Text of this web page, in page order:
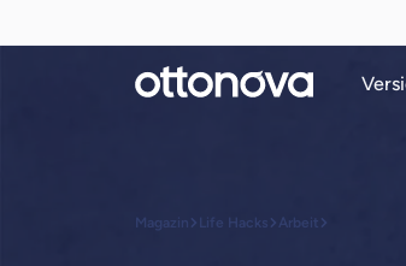
Magazin Life Hacks Arbeit